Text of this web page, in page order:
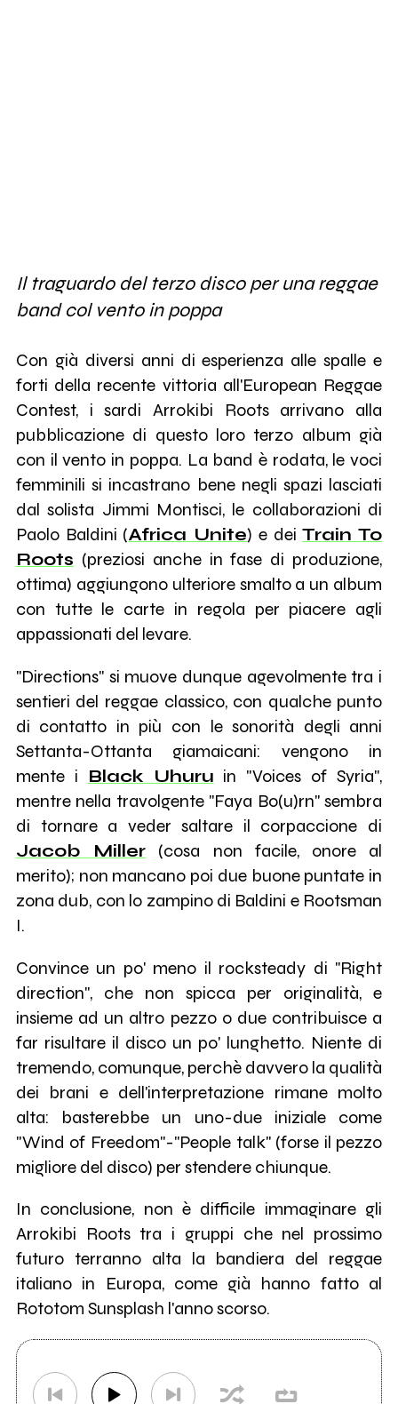
Il traguardo del terzo disco per una reggae
band col vento in poppa
Con già diversi anni di esperienza alle spalle e
forti della recente vittoria all'European Reggae
Contest, i sardi Arrokibi Roots arrivano alla
pubblicazione di questo loro terzo album già
con il vento in poppa. La band è rodata, le voci
femminili si incastrano bene negli spazi lasciati
dal solista Jimmi Montisci, le collaborazioni di
Paolo Baldini (Africa Unite) e deiTrain To
Roots (preziosi anche in fase di produzione,
ottima) aggiungono ulteriore smalto a un album
con tutte le carte in regola per piacere agli
appassionati del levare.
"Directions" si muove dunque agevolmente tra i
sentieri del reggae classico, con qualche punto
di contatto in più con le sonorità degli anni
Settanta-Ottanta giamaicani: vengono in
mente i
Black Uhuru in "Voices of Syria",
mentre nella travolgente "Faya Bo(u)rn" sembra
di tornare a veder saltare il corpaccione di
Jacob Miller (cosa non facile, onore al
merito); non mancano poi due buone puntate in
zona dub, con lo zampino di Baldini e Rootsman
I.
Convince un po' meno il rocksteady di "Right
direction", che non spicca per originalità, e
insieme ad un altro pezzo o due contribuisce a
far risultare il disco un po' lunghetto. Niente di
tremendo, comunque, perchè davvero la qualità
dei brani e dell'interpretazione rimane molto
alta: basterebbe un uno-due iniziale come
"Wind of Freedom"-"People talk" (forse il pezzo
migliore del disco) per stendere chiunque.
In conclusione, non è difficile immaginare gli
Arrokibi Roots tra i gruppi che nel prossimo
futuro terranno alta la bandiera del reggae
italiano in Europa, come già hanno fatto al
Rototom Sunsplash l'anno scorso.